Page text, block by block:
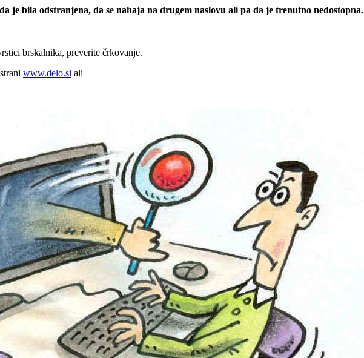
je bila odstranjena, da se nahaja na drugem naslovu ali pa da je trenutno nedostopna.
brskalnika, preverite črkovanje.
www.delo.si ali